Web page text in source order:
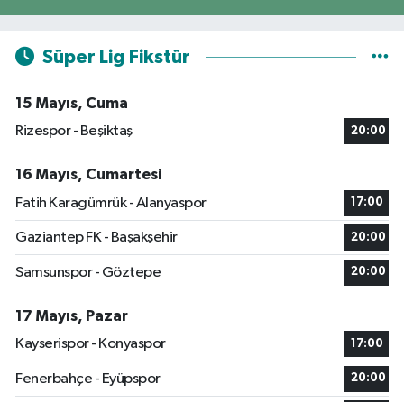
Süper Lig Fikstür
15 Mayıs, Cuma
Rizespor - Beşiktaş
20:00
16 Mayıs, Cumartesi
Fatih Karagümrük - Alanyaspor
17:00
Gaziantep FK - Başakşehir 20:00
Samsunspor - Göztepe 20:00
17 Mayıs, Pazar
Kayserispor - Konyaspor
17:00
Fenerbahçe - Eyüpspor 20:00